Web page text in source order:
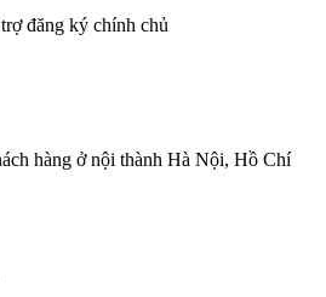
đăng ký chính chủ
hàng ở nội thành Hà Nội, Hồ Chí